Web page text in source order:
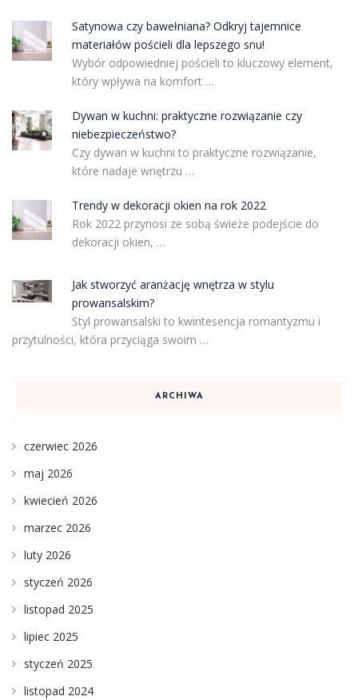
Satynowa czy bawełniana? Odkryj tajemnice
materiałów pościeli dla lepszego snu!
Wybór odpowiedniej pościeli to kluczowy element,
który wpływa na komfort …
Dywan w kuchni: praktyczne rozwiązanie czy
niebezpieczeństwo?
Czy dywan w kuchni to praktyczne rozwiązanie,
które nadaje wnętrzu …
Trendy w dekoracji okien na rok 2022
Rok 2022 przynosi ze sobą świeże podejście do
dekoracji okien, …
Jak stworzyć aranżację wnętrza w stylu
prowansalskim?
Styl prowansalski to kwintesencja romantyzmu i
przytulności, która przyciąga swoim …
ARCHIWA
czerwiec 2026
maj 2026
kwiecień 2026
marzec 2026
luty 2026
styczeń 2026
listopad 2025
lipiec 2025
styczeń 2025
listopad 2024